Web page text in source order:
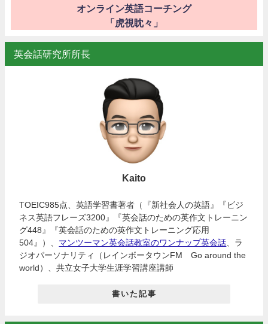
オンライン英語コーチング
「虎視眈々」
英会話研究所所長
Kaito
TOEIC985点、英語学習書著者（『新社会人の英語』『ビジ
ネス英語フレーズ3200』『英会話のための英作文トレーニン
グ448』『英会話のための英作文トレーニング応用
504』）、 マンツーマン英会話教室のワンナップ英会話 、ラ
ジオパーソナリティ（レインボータウンFM Go around the
world）、共立女子大学生涯学習講座講師
書いた記事